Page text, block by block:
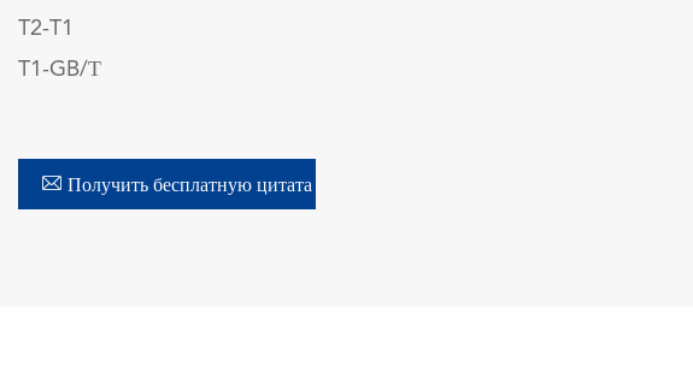
T2-T1
T1-GB/Т
 Получить бесплатную цитата